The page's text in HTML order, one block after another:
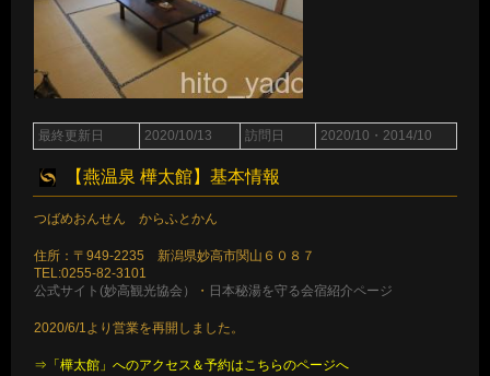
最終更新日 2020/10/13 訪問日 2020/10・2014/10
【燕温泉 樺太館】基本情報
つばめおんせん からふとかん
住所：〒949-2235 新潟県妙高市関山６０８７
TEL:0255-82-3101
公式サイト(妙高観光協会）
・ 日本秘湯を守る会宿紹介ページ
2020/6/1より営業を再開しました。
⇒「樺太館」へのアクセス＆予約はこちらのページへ